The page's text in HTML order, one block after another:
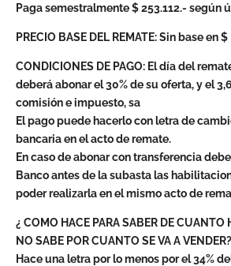
Paga semestralmente $ 253.112.- según
PRECIO BASE DEL REMATE: Sin base en $
CONDICIONES DE PAGO: El día del
deberá abonar el 30% de su oferta, y el
comisión e impuesto, sa
El pago puede hacerlo con letra de
bancaria en el acto de remate.
En caso de abonar con transferencia
Banco antes de la subasta las
poder realizarla en el mismo acto de
¿ COMO HACE PARA SABER DE CUANTO
NO SABE POR CUANTO SE VA A VENDER?
Hace una letra por lo menos por el 34%